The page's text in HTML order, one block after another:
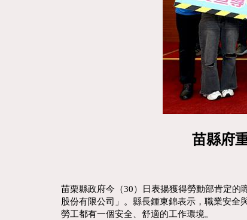
苗縣府
苗栗縣政府今（30）日表揚獲得勞動部肯定
股份有限公司」。縣長鍾東錦表示，職業安全
勞工都有一個安全、舒適的工作環境。